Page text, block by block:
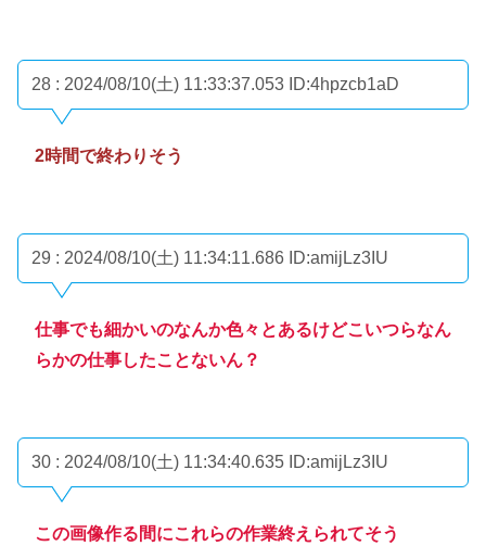
28 : 2024/08/10(土) 11:33:37.053 ID:4hpzcb1aD
2時間で終わりそう
29 : 2024/08/10(土) 11:34:11.686 ID:amijLz3IU
仕事でも細かいのなんか色々とあるけどこいつらなん
らかの仕事したことないん？
30 : 2024/08/10(土) 11:34:40.635 ID:amijLz3IU
この画像作る間にこれらの作業終えられてそう